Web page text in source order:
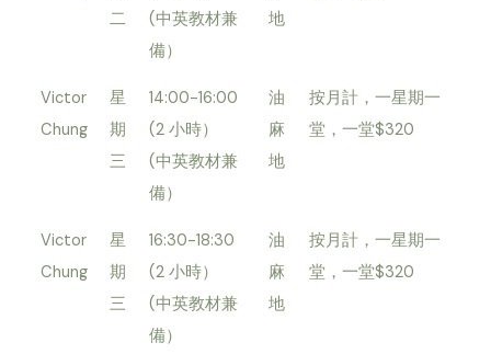
二
(中英教材兼
備）
地
Victor
Chung
星
期
三
14:00-16:00
(2 小時）
(中英教材兼
備）
油
麻
地
按月計，一星期一
堂，一堂$320
Victor
Chung
星
期
三
16:30-18:30
(2 小時）
(中英教材兼
備）
油
麻
地
按月計，一星期一
堂，一堂$320